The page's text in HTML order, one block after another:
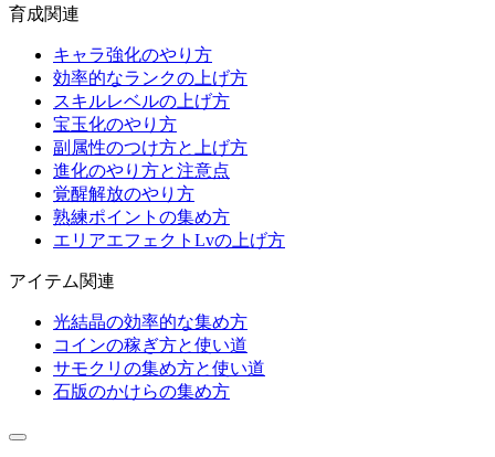
育成関連
キャラ強化のやり方
効率的なランクの上げ方
スキルレベルの上げ方
宝玉化のやり方
副属性のつけ方と上げ方
進化のやり方と注意点
覚醒解放のやり方
熟練ポイントの集め方
エリアエフェクトLvの上げ方
アイテム関連
光結晶の効率的な集め方
コインの稼ぎ方と使い道
サモクリの集め方と使い道
石版のかけらの集め方